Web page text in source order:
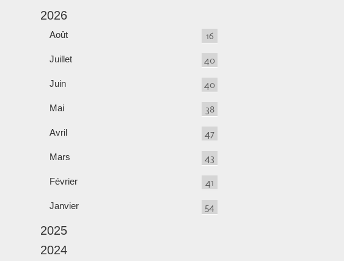
2026
Août 16
Juillet 40
Juin 40
Mai 38
Avril 47
Mars 43
Février 41
Janvier 54
2025
2024